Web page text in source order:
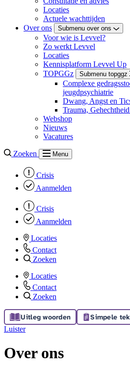
Locaties
Actuele wachttijden
Over ons
Submenu over ons
Voor wie is Levvel?
Zo werkt Levvel
Locaties
Kennisplatform Levvel Up
TOPGGz
Submenu topggz
Complexe
jeugdpsychiatrie
Dwang, Angst en
Trauma,
Webshop
Nieuws
Vacatures
Zoeken Menu
Crisis
Aanmelden
Crisis
Aanmelden
Locaties
Contact
Zoeken
Locaties
Contact
Zoeken
Uitleg woorden Simpele
Luister
Over ons